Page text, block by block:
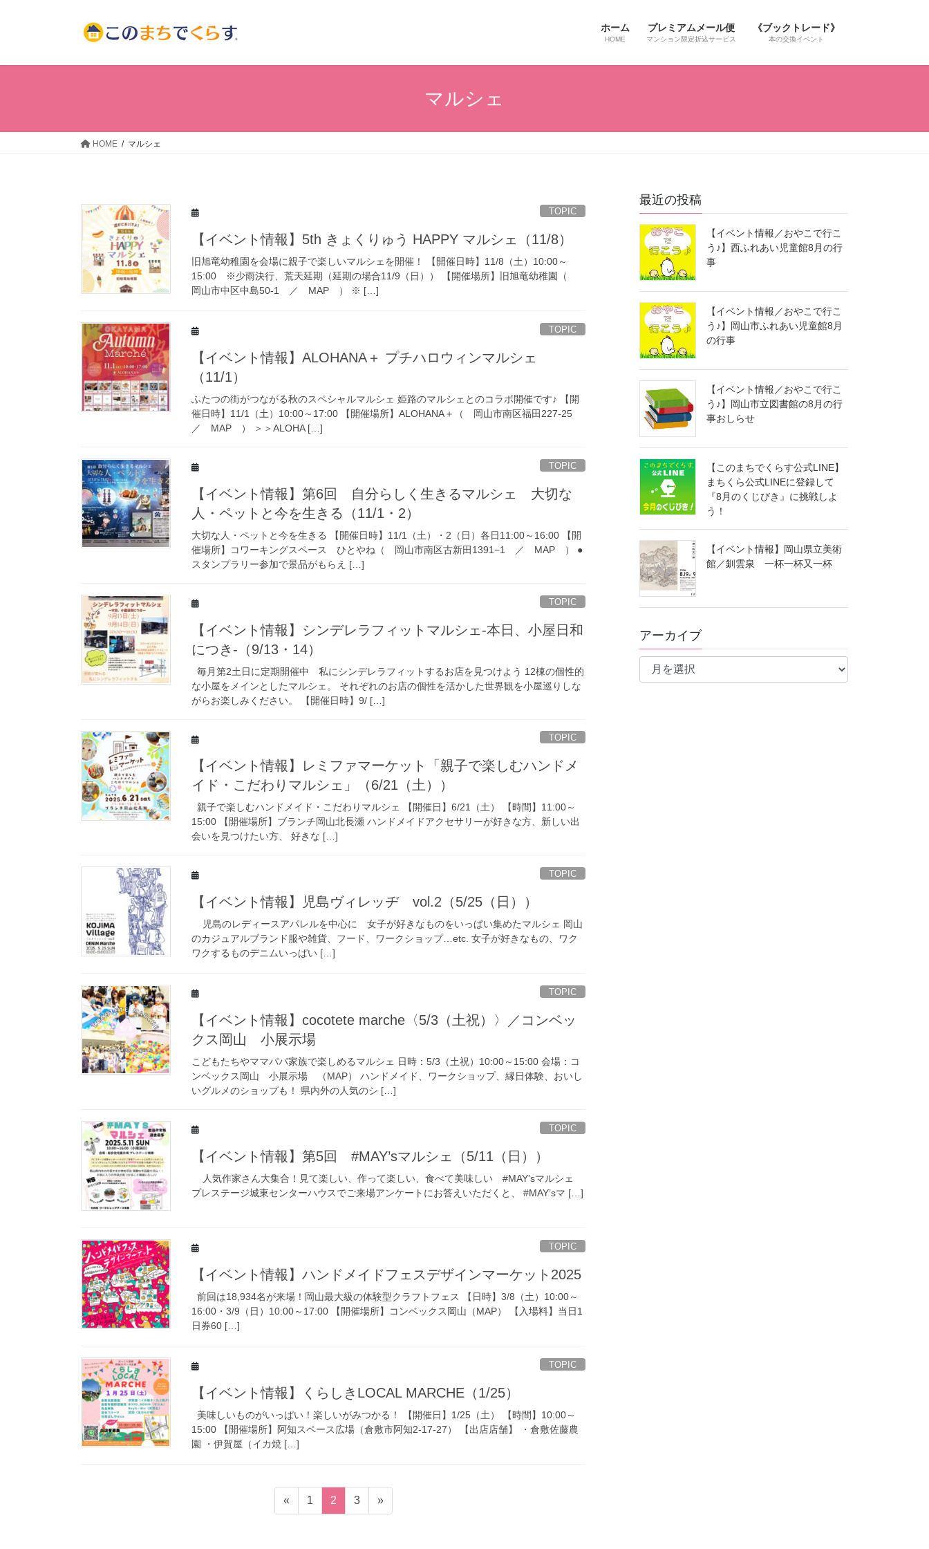
ホーム
HOME
プレミアムメール便
マンション限定折込サービス
《ブックトレード》
本の交換イベント
マルシェ
HOME マルシェ
TOPIC
【イベント情報】5th きょくりゅう HAPPY マルシェ（11/8）
旧旭竜幼稚園を会場に親子で楽しいマルシェを開催！ 【開催日時】11/8（土）10:00～
15:00 ※少雨決行、荒天延期（延期の場合11/9（日）） 【開催場所】旧旭竜幼稚園（
岡山市中区中島50-1 ／ MAP ） ※ […]
TOPIC
【イベント情報】ALOHANA＋ プチハロウィンマルシェ
（11/1）
ふたつの街がつながる秋のスペシャルマルシェ 姫路のマルシェとのコラボ開催です♪ 【開
催日時】11/1（土）10:00～17:00 【開催場所】ALOHANA＋（ 岡山市南区福田227-25
／ MAP ） ＞＞ALOHA […]
TOPIC
【イベント情報】第6回 自分らしく生きるマルシェ 大切な
人・ペットと今を生きる（11/1・2）
大切な人・ペットと今を生きる 【開催日時】11/1（土）・2（日）各日11:00～16:00 【開
催場所】コワーキングスペース ひとやね（ 岡山市南区古新田1391−1 ／ MAP ） ●
スタンプラリー参加で景品がもらえ […]
TOPIC
【イベント情報】シンデレラフィットマルシェ-本日、小屋日和
につき-（9/13・14）
毎月第2土日に定期開催中 私にシンデレラフィットするお店を見つけよう 12棟の個性的
な小屋をメインとしたマルシェ。 それぞれのお店の個性を活かした世界観を小屋巡りしな
がらお楽しみください。 【開催日時】9/ […]
TOPIC
【イベント情報】レミファマーケット「親子で楽しむハンドメ
イド・こだわりマルシェ」（6/21（土））
親子で楽しむハンドメイド・こだわりマルシェ 【開催日】6/21（土） 【時間】11:00～
15:00 【開催場所】ブランチ岡山北長瀬 ハンドメイドアクセサリーが好きな方、新しい出
会いを見つけたい方、 好きな […]
TOPIC
【イベント情報】児島ヴィレッヂ vol.2（5/25（日））
児島のレディースアパレルを中心に 女子が好きなものをいっぱい集めたマルシェ 岡山
のカジュアルブランド服や雑貨、フード、ワークショップ…etc. 女子が好きなもの、ワク
ワクするものデニムいっぱい […]
TOPIC
【イベント情報】cocotete marche〈5/3（土祝）〉／コンベッ
クス岡山 小展示場
こどもたちやママパパ家族で楽しめるマルシェ 日時：5/3（土祝）10:00～15:00 会場：コ
ンベックス岡山 小展示場 （MAP） ハンドメイド、ワークショップ、縁日体験、おいし
いグルメのショップも！ 県内外の人気のシ […]
TOPIC
【イベント情報】第5回 #MAY’sマルシェ（5/11（日））
人気作家さん大集合！見て楽しい、作って楽しい、食べて美味しい #MAY’sマルシェ
プレステージ城東センターハウスでご来場アンケートにお答えいただくと、 #MAY’sマ […]
TOPIC
【イベント情報】ハンドメイドフェスデザインマーケット2025
前回は18,934名が来場！岡山最大級の体験型クラフトフェス 【日時】3/8（土）10:00～
16:00・3/9（日）10:00～17:00 【開催場所】コンベックス岡山（MAP） 【入場料】当日1
日券60 […]
TOPIC
【イベント情報】くらしきLOCAL MARCHE（1/25）
美味しいものがいっぱい！楽しいがみつかる！ 【開催日】1/25（土） 【時間】10:00～
15:00 【開催場所】阿知スペース広場（倉敷市阿知2-17-27） 【出店店舗】 ・倉敷佐藤農
園 ・伊賀屋（イカ焼 […]
«
固
定
1
固
定
2
固
定
3 »
最近の投稿
【イベント情報／おやこで行こ
う♪】西ふれあい児童館8月の行
事
【イベント情報／おやこで行こ
う♪】岡山市ふれあい児童館8月
の行事
【イベント情報／おやこで行こ
う♪】岡山市立図書館の8月の行
事おしらせ
【このまちでくらす公式LINE】
まちくら公式LINEに登録して
『8月のくじびき』に挑戦しよ
う！
【イベント情報】岡山県立美術
館／釧雲泉 一杯一杯又一杯
アーカイブ
ア